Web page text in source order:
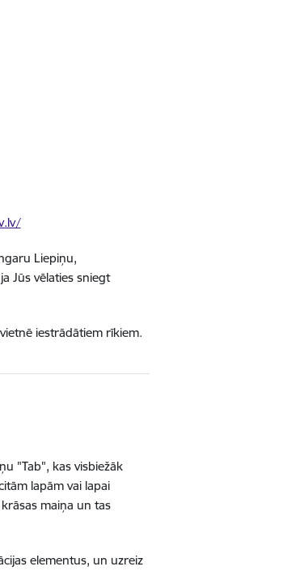
Liepiņu,
Jūs vēlaties sniegt
iestrādātiem rīkiem.
"Tab", kas visbiežāk
lapām vai lapai
maiņa un tas
elementus, un uzreiz